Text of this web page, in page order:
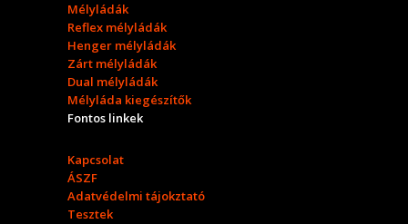
Mélyládák
Reflex mélyládák
Henger mélyládák
Zárt mélyládák
Dual mélyládák
Mélyláda kiegészítők
Fontos linkek
Kapcsolat
ÁSZF
Adatvédelmi tájokztató
Tesztek